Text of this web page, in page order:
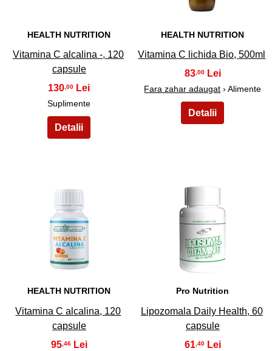
HEALTH NUTRITION
Vitamina C alcalina -, 120
capsule
130,00
Suplimente
HEALTH NUTRITION
Vitamina C lichida Bio, 500ml
83,00
Fara zahar adaugat › Alimente
9
HEALTH NUTRITION
Vitamina C alcalina, 120
capsule
95,46
10
Pro Nutrition
Lipozomala Daily Health, 60
capsule
61 ,40